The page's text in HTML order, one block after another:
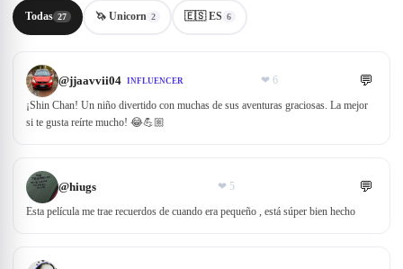
Todas 27 🦄 Unicorn 2 🇪🇸 ES 6
@jjaavvii04 INFLUENCER ❤ 6 💬
¡Shin Chan! Un niño divertido con muchas de sus aventuras graciosas. La mejor
si te gusta reírte mucho! 😂💪🏼
@hiugs ❤ 5 💬
Esta película me trae recuerdos de cuando era pequeño , está súper bien hecho